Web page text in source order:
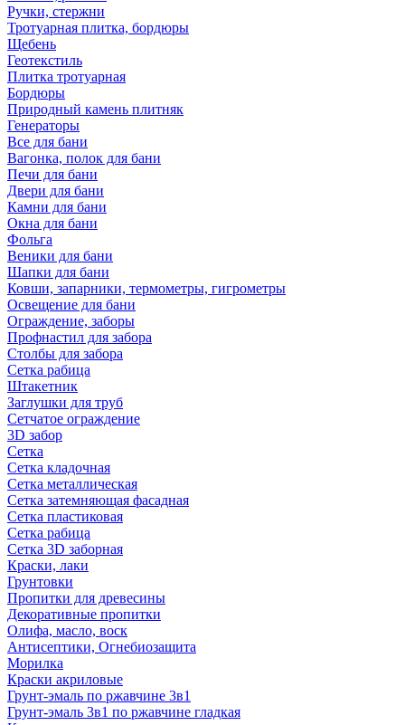
Ручки, стержни
Тротуарная плитка, бордюры
Щебень
Геотекстиль
Плитка тротуарная
Бордюры
Природный камень плитняк
Генераторы
Все для бани
Вагонка, полок для бани
Печи для бани
Двери для бани
Камни для бани
Окна для бани
Фольга
Веники для бани
Шапки для бани
Ковши, запарники, термометры, гигрометры
Освещение для бани
Ограждение, заборы
Профнастил для забора
Столбы для забора
Сетка рабица
Штакетник
Заглушки для труб
Сетчатое ограждение
3D забор
Сетка
Сетка кладочная
Сетка металлическая
Сетка затемняющая фасадная
Сетка пластиковая
Сетка рабица
Сетка 3D заборная
Краски, лаки
Грунтовки
Пропитки для древесины
Декоративные пропитки
Олифа, масло, воск
Антисептики, Огнебиозащита
Морилка
Краски акриловые
Грунт-эмаль по ржавчине 3в1
Грунт-эмаль 3в1 по ржавчине гладкая